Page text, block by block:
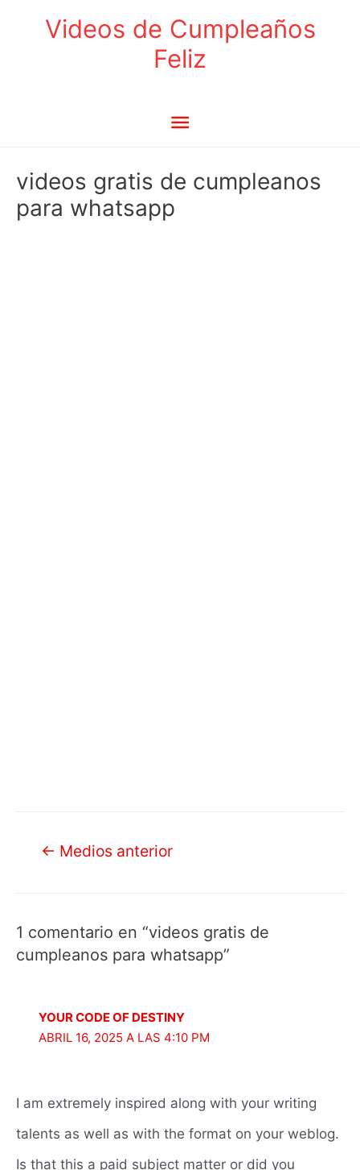
Videos de Cumpleaños
Feliz
Menú
videos gratis de cumpleanos
para whatsapp
Navegación
← Medios anterior
1 comentario en “videos gratis de
cumpleanos para whatsapp”
YOUR CODE OF DESTINY
ABRIL 16, 2025 A LAS 4:10 PM
I am extremely inspired along with your writing
talents as well as with the format on your weblog.
Is that this a paid subject matter or did you